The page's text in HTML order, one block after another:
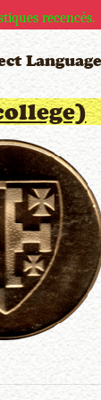
recencés.